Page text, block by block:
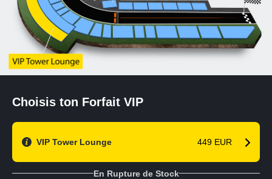
Choisis ton Forfait VIP
VIP Tower Lounge 449 EUR
En Rupture de Stock